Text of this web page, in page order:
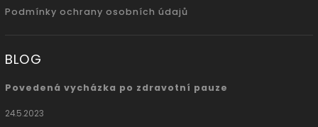
Podmínky ochrany osobních údajů
BLOG
Povedená vycházka po zdravotní pauze
24.5.2023